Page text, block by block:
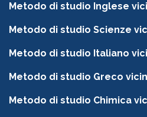
Metodo di studio Inglese
Metodo di studio Scienze
Metodo di studio Italiano
Metodo di studio Greco
Metodo di studio Chimica